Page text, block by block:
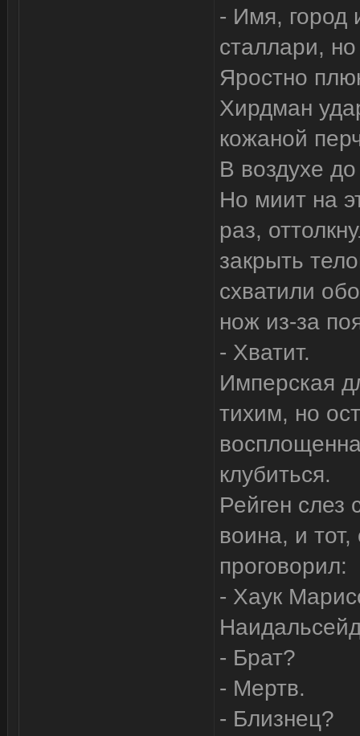
- Имя, город
сталлари,
Яростно
Хирдман
кожаной
В воздухе
Но миит на
раз,
закрыть
схватили
нож из-за
- Хватит.
Имперская
тихим, но
клубиться.
Рейген слез
воина, и
проговорил:
- Хаук
- Брат?
- Мертв.
- Близнец?